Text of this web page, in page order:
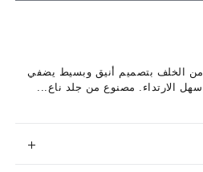
من الخلف بتصميم أنيق وبسيط يضفي
الارتداء. مصنوع من جلد ناع...